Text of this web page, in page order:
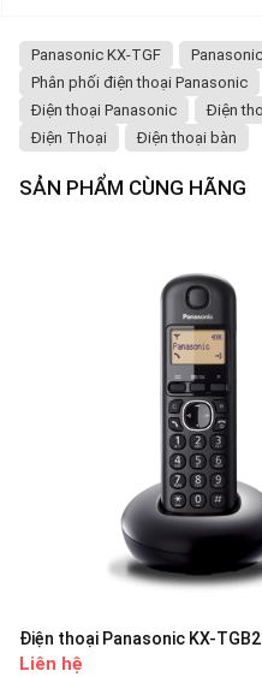
Panasonic KX-TGF
Phân phối điện thoại Panasonic
Điện thoại Panasonic
Điện
Điện Thoại
Điện thoại bàn
SẢN PHẨM CÙNG HÃNG
Điện thoại Panasonic KX-
Liên hệ